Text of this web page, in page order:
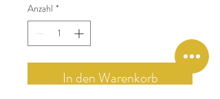
Anzahl *
In den Warenkorb